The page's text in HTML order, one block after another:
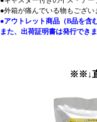
●外箱が痛んでいる物もござい
●アウトレット商品（B品を含
また、出荷証明書は発行できま
※※↓